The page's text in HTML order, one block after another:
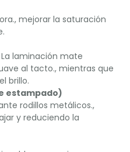
mejorar la saturación
laminación mate
al tacto., mientras que
brillo.
estampado)
rodillos metálicos.,
y reduciendo la